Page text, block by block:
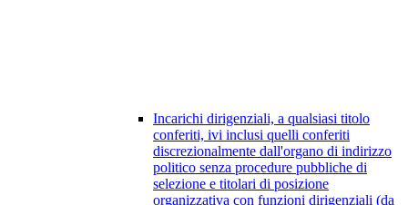
Incarichi dirigenziali, a qualsiasi titolo
conferiti, ivi inclusi quelli conferiti
discrezionalmente dall'organo di indirizzo
politico senza procedure pubbliche di
selezione e titolari di posizione
organizzativa con funzioni dirigenziali (da